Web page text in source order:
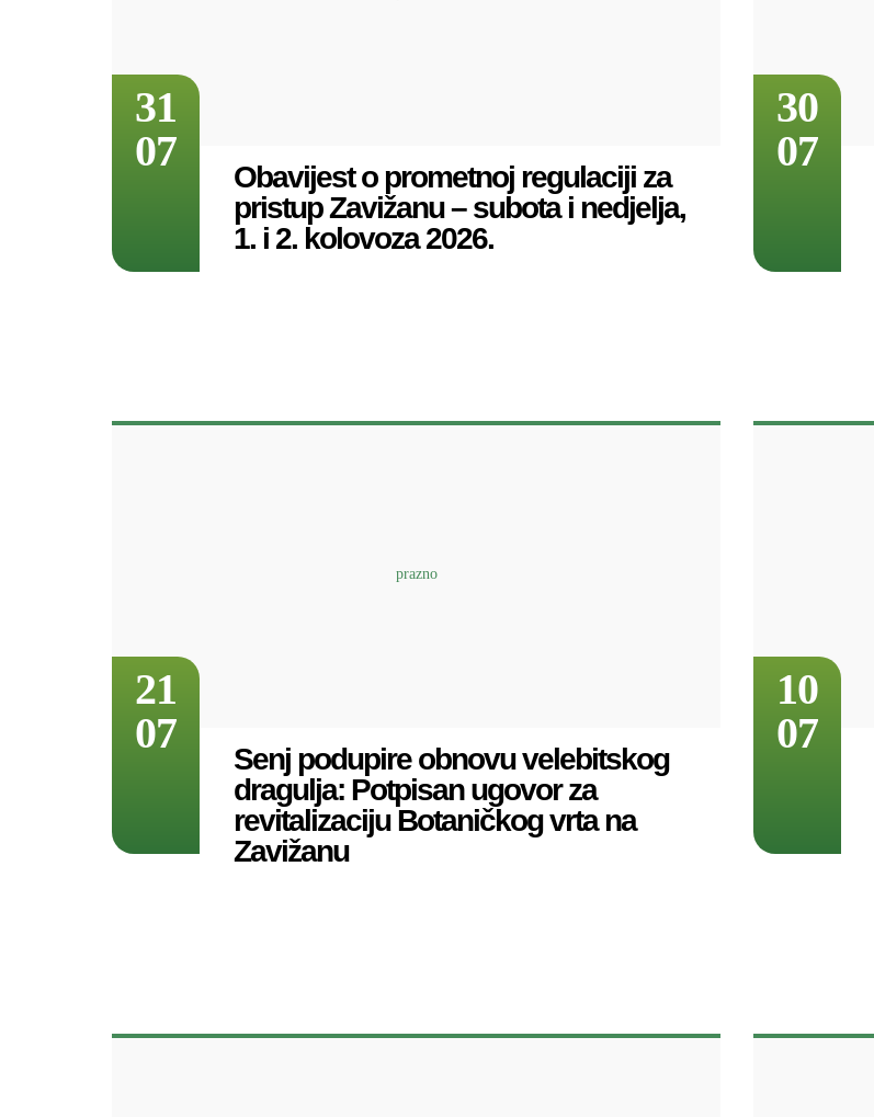
31
07
Obavijest o prometnoj regulaciji za
pristup Zavižanu – subota i nedjelja,
1. i 2. kolovoza 2026.
30
07
21
07
Senj podupire obnovu velebitskog
dragulja: Potpisan ugovor za
revitalizaciju Botaničkog vrta na
Zavižanu
10
07